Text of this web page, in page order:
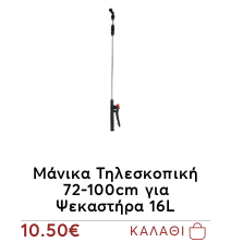
Μάνικα Τηλεσκοπική
72-100cm για
Ψεκαστήρα 16L
10.50€ ΚΑΛΑΘΙ